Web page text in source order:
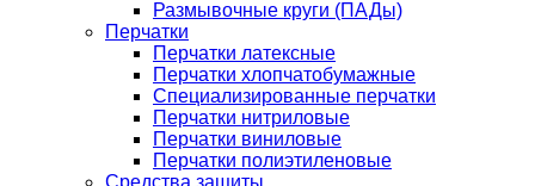
Размывочные круги (ПАДы)
Перчатки
Перчатки латексные
Перчатки хлопчатобумажные
Специализированные перчатки
Перчатки нитриловые
Перчатки виниловые
Перчатки полиэтиленовые
Средства защиты